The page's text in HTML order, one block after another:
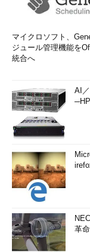
マイクロソフト、
ジュール管理機能を
統合へ
AI
革